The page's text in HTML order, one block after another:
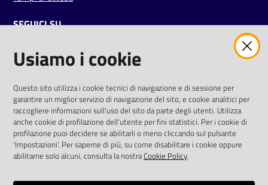
SEGUICI SU
twitterfacebookyoutube
AREA DIPENDENTI
Posta Elettronica Aziendale
Cloud aziendale(manuale di istruzioni)
Portale del Dipendente
Sito intranet
Usiamo i cookie
Questo sito utilizza i cookie tecnici di navigazione e di sessione per
garantire un miglior servizio di navigazione del sito, e cookie analitici per
raccogliere informazioni sull'uso del sito da parte degli utenti. Utilizza
anche cookie di profilazione dell'utente per fini statistici. Per i cookie di
profilazione puoi decidere se abilitarli o meno cliccando sul pulsante
'Impostazioni'. Per saperne di più, su come disabilitare i cookie oppure
abilitarne solo alcuni, consulta la nostraCookie Policy.